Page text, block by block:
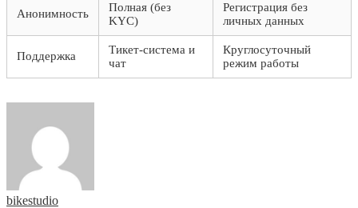
Анонимность
Полная (без
KYC)
Регистрация без
личных данных
Поддержка
Тикет-система и
чат
Круглосуточный
режим работы
bikestudio